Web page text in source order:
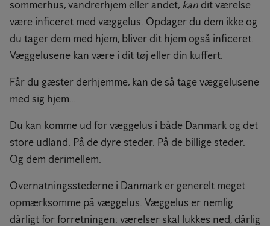
sommerhus, vandrerhjem eller andet, kan dit værelse
være inficeret med væggelus. Opdager du dem ikke og
du tager dem med hjem, bliver dit hjem også inficeret.
Væggelusene kan være i dit tøj eller din kuffert.
Får du gæster derhjemme, kan de så tage væggelusene
med sig hjem…
Du kan komme ud for væggelus i både Danmark og det
store udland. På de dyre steder. På de billige steder.
Og dem derimellem.
Overnatningsstederne i Danmark er generelt meget
opmærksomme på væggelus. Væggelus er nemlig
dårligt for forretningen: værelser skal lukkes ned, dårlig